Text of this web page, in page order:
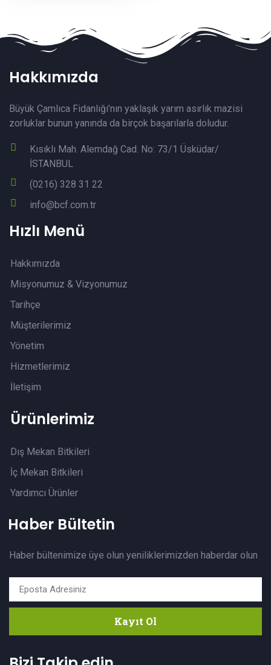
Hakkımızda
Büyük Çamlıca Fidanlığı’nın yaklaşık yarım asırlık mazisi
zorluklar bunun yanında da birçok başarılarla doludur.
Kısıklı Mah. Alemdağ Cad. No: 73/1 Üsküdar/
İSTANBUL
(0216) 328 31 22
info@bcf.com.tr
Hızlı Menü
Hakkımızda
Misyonumuz & Vizyonumuz
Tarihçe
Müşterilerimiz
Yönetim
Hizmetlerimiz
İletişim
Ürünlerimiz
Dış Mekan Bitkileri
İç Mekan Bitkileri
Yardımcı Ürünler
Haber Bültetin
Haber bültenimize üye olun yeniliklerimizden haberdar olun
Kayıt Ol